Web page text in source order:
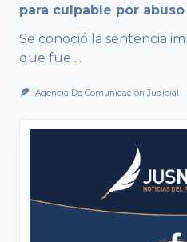
para culpable por
Se conoció la sentencia
que fue ...
Agencia De Comunicación Judicial